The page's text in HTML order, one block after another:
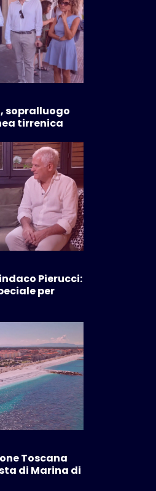
sopralluogo
tirrenica
Pierucci:
per
Toscana
di Marina di